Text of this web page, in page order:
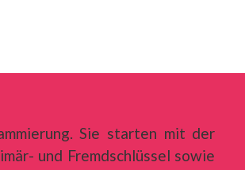
Sie starten mit der
und Fremdschlüssel sowie